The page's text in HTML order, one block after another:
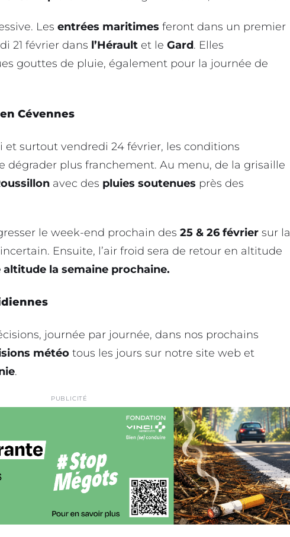
Les entrées maritimes feront dans un premier
21 février dans l’Hérault et le Gard. Elles
gouttes de pluie, également pour la journée de
Cévennes
surtout vendredi 24 février, les conditions
dégrader plus franchement. Au menu, de la grisaille
avec des pluies soutenues près des
le week-end prochain des 25 & 26 février sur la
Ensuite, l’air froid sera de retour en altitude
altitude la semaine prochaine.
journée par journée, dans nos prochains
météo tous les jours sur notre site web et
.
PUBLICITÉ